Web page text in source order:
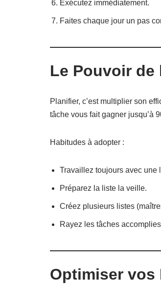
Exécutez immédiatement.
Faites chaque jour un pas
Le Pouvoir
Planifier, c’est multiplier son
tâche vous fait gagner jusqu’à
Habitudes à adopter :
Travaillez toujours avec une
Préparez la liste la veille.
Créez plusieurs listes
Rayez les tâches
Optimiser vos